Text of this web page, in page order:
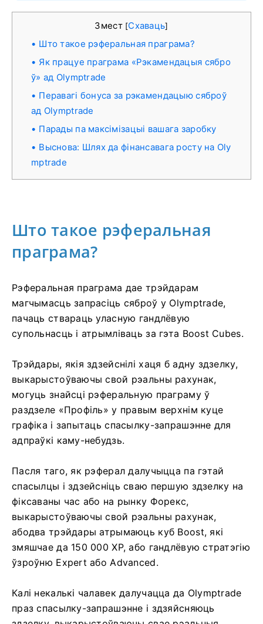
Змест [Схаваць]
Што такое рэферальная праграма?
Як працуе праграма «Рэкамендацыя сябро
ў» ад Olymptrade
Перавагі бонуса за рэкамендацыю сяброў
ад Olymptrade
Парады па максімізацыі вашага заробку
Выснова: Шлях да фінансавага росту на Oly
mptrade
Што такое рэферальная
праграма?
Рэферальная праграма дае трэйдарам
магчымасць запрасіць сяброў у Olymptrade,
пачаць ствараць уласную гандлёвую
супольнасць і атрымліваць за гэта Boost Cubes.
Трэйдары, якія здзейснілі хаця б адну здзелку,
выкарыстоўваючы свой рэальны рахунак,
могуць знайсці рэферальную праграму ў
раздзеле «Профіль» у правым верхнім куце
графіка і запытаць спасылку-запрашэнне для
адпраўкі каму-небудзь.
Пасля таго, як рэферал далучыцца па гэтай
спасылцы і здзейсніць сваю першую здзелку на
фіксаваны час або на рынку Форекс,
выкарыстоўваючы свой рэальны рахунак,
абодва трэйдары атрымаюць куб Boost, які
змяшчае да 150 000 XP, або гандлёвую стратэгію
ўзроўню Expert або Advanced.
Калі некалькі чалавек далучацца да Olymptrade
праз спасылку-запрашэнне і здзяйсняюць